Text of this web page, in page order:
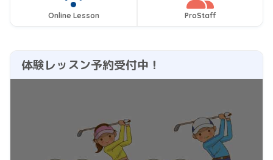
Online Lesson ProStaff
体験レッスン予約受付中！